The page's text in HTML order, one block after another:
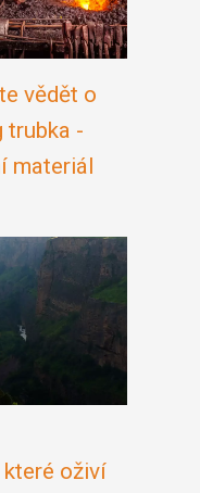
vědět o
trubka -
materiál
oživí